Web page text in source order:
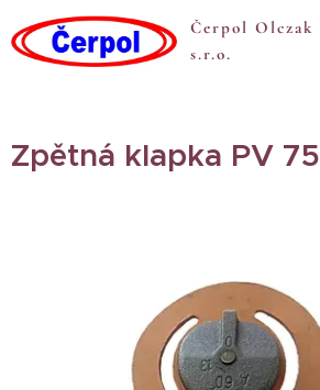
Čerpol Olczak
s.r.o.
Zpětná klapka PV 75